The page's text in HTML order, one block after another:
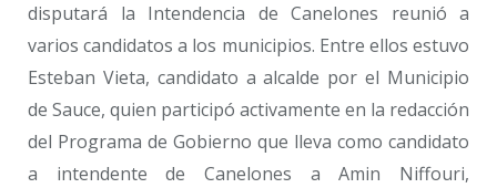
disputará la Intendencia de Canelones reunió a
varios candidatos a los municipios. Entre ellos estuvo
Esteban Vieta, candidato a alcalde por el Municipio
de Sauce, quien participó activamente en la redacción
del Programa de Gobierno que lleva como candidato
a intendente de Canelones a Amin Niffouri,